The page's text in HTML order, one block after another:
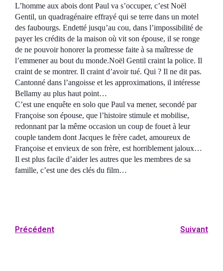
L’homme aux abois dont Paul va s’occuper, c’est Noël
Gentil, un quadragénaire effrayé qui se terre dans un motel
des faubourgs. Endetté jusqu’au cou, dans l’impossibilité de
payer les crédits de la maison où vit son épouse, il se ronge
de ne pouvoir honorer la promesse faite à sa maîtresse de
l’emmener au bout du monde.Noël Gentil craint la police. Il
craint de se montrer. Il craint d’avoir tué. Qui ? Il ne dit pas.
Cantonné dans l’angoisse et les approximations, il intéresse
Bellamy au plus haut point…
C’est une enquête en solo que Paul va mener, secondé par
Françoise son épouse, que l’histoire stimule et mobilise,
redonnant par la même occasion un coup de fouet à leur
couple tandem dont Jacques le frère cadet, amoureux de
Françoise et envieux de son frère, est horriblement jaloux…
Il est plus facile d’aider les autres que les membres de sa
famille, c’est une des clés du film…
Précédent Suivant